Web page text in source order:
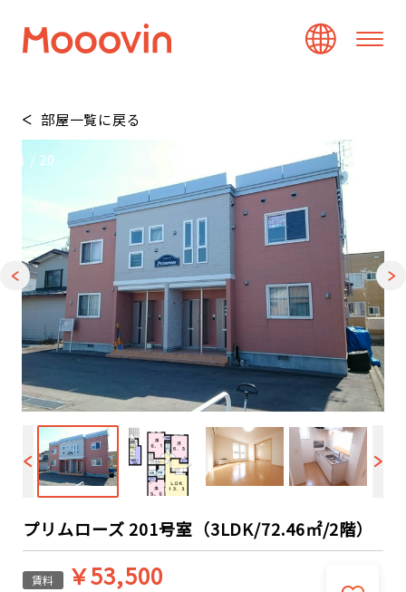
部屋一覧に戻る
1 / 20
プリムローズ 201号室（3LDK/72.46㎡/2階）
賃料 ￥53,500